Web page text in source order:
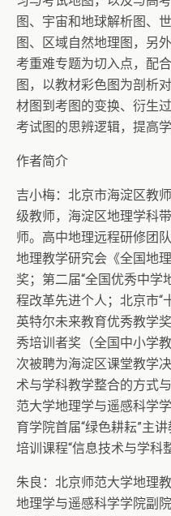
图、宇宙和地球解析图、
图、区域自然地理图，另
考重难专题为切入点，配
图，以教材彩色图为剖析
材图到考图的变换、衍生
考试图的思辨逻辑，提高
作者简介
吉小梅：北京市海淀区教
级教师，海淀区地理学科
师。高中地理远程研修团
地理教学研究会《全国地
奖；第二届“全国优秀中学
程改革先进个人；北京市“
英特尔未来教育优秀教学
秀培训者奖（全国中小学
次被聘为海淀区课堂教学
术与学科教学整合的方式
范大学地理学与遥感科学
育学院首届“绿色耕耘”主
培训课程“信息技术与学科
朱良：北京师范大学地理
地理学与遥感科学学院副